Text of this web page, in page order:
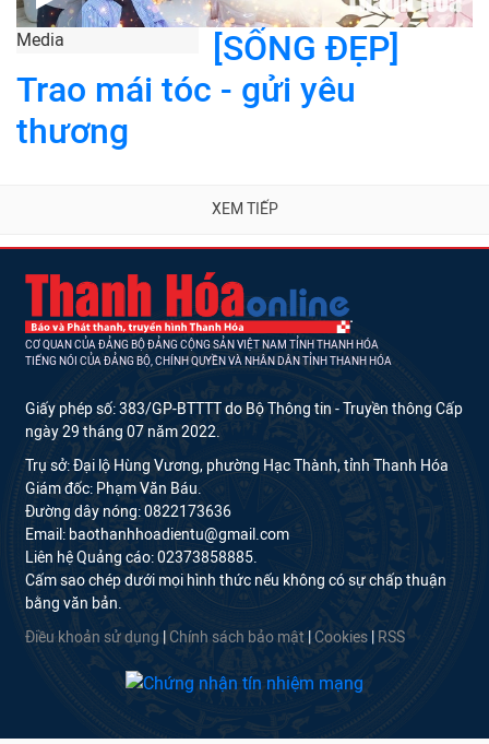
Media
[SỐNG ĐẸP]
Trao mái tóc - gửi yêu
thương
XEM TIẾP
CƠ QUAN CỦA ĐẢNG BỘ ĐẢNG CỘNG SẢN VIỆT NAM TỈNH THANH HÓA
TIẾNG NÓI CỦA ĐẢNG BỘ, CHÍNH QUYỀN VÀ NHÂN DÂN TỈNH THANH HÓA
Giấy phép số: 383/GP-BTTTT do Bộ Thông tin - Truyền thông Cấp
ngày 29 tháng 07 năm 2022.
Trụ sở: Đại lộ Hùng Vương, phường Hạc Thành, tỉnh Thanh Hóa
Giám đốc: Phạm Văn Báu.
Đường dây nóng: 0822173636
Email: baothanhhoadientu@gmail.com
Liên hệ Quảng cáo: 02373858885.
Cấm sao chép dưới mọi hình thức nếu không có sự chấp thuận
bằng văn bản.
Điều khoản sử dụng
Chính sách bảo mật Cookies RSS